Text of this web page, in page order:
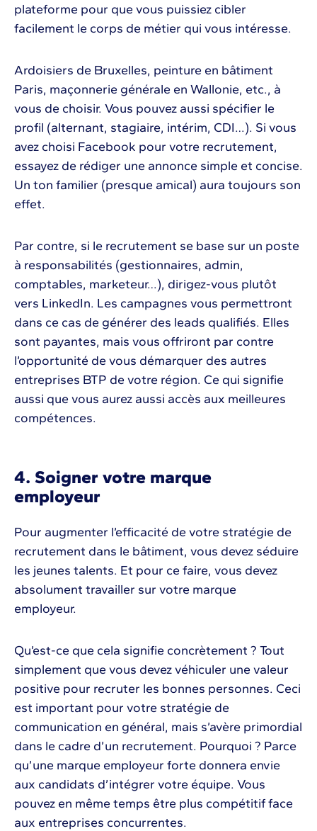
plateforme pour que vous puissiez cibler
facilement le corps de métier qui vous intéresse.
Ardoisiers de Bruxelles, peinture en bâtiment
Paris, maçonnerie générale en Wallonie, etc., à
vous de choisir. Vous pouvez aussi spécifier le
profil (alternant, stagiaire, intérim, CDI…). Si vous
avez choisi Facebook pour votre recrutement,
essayez de rédiger une annonce simple et concise.
Un ton familier (presque amical) aura toujours son
effet.
Par contre, si le recrutement se base sur un poste
à responsabilités (gestionnaires, admin,
comptables, marketeur…), dirigez-vous plutôt
vers LinkedIn. Les campagnes vous permettront
dans ce cas de générer des leads qualifiés. Elles
sont payantes, mais vous offriront par contre
l’opportunité de vous démarquer des autres
entreprises BTP de votre région. Ce qui signifie
aussi que vous aurez aussi accès aux meilleures
compétences.
4. Soigner votre marque
employeur
Pour augmenter l’efficacité de votre stratégie de
recrutement dans le bâtiment, vous devez séduire
les jeunes talents. Et pour ce faire, vous devez
absolument travailler sur votre marque
employeur.
Qu’est-ce que cela signifie concrètement ? Tout
simplement que vous devez véhiculer une valeur
positive pour recruter les bonnes personnes. Ceci
est important pour votre stratégie de
communication en général, mais s’avère primordial
dans le cadre d’un recrutement. Pourquoi ? Parce
qu’une marque employeur forte donnera envie
aux candidats d’intégrer votre équipe. Vous
pouvez en même temps être plus compétitif face
aux entreprises concurrentes.